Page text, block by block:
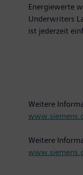
Energiewerte
Underwriters
ist jederzeit
Weitere
Weitere